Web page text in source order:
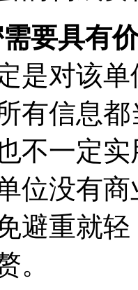
要具有
是对该
有信息
不一定
位没有
避重就
。